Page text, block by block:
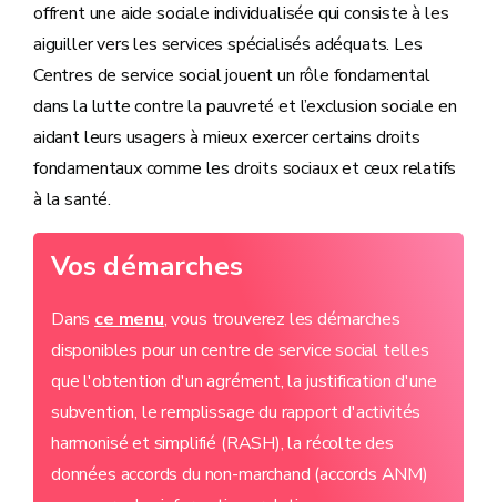
offrent une aide sociale individualisée qui consiste à les
aiguiller vers les services spécialisés adéquats. Les
Centres de service social jouent un rôle fondamental
dans la lutte contre la pauvreté et l’exclusion sociale en
aidant leurs usagers à mieux exercer certains droits
fondamentaux comme les droits sociaux et ceux relatifs
à la santé.
Vos démarches
Dans ce menu, vous trouverez les démarches
disponibles pour un centre de service social telles
que l'obtention d'un agrément, la justification d'une
subvention, le remplissage du rapport d'activités
harmonisé et simplifié (RASH), la récolte des
données accords du non-marchand (accords ANM)